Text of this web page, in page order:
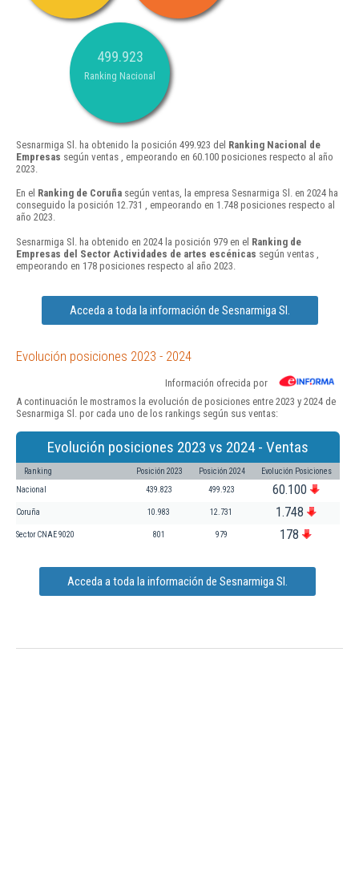
499.923
Ranking Nacional
Sesnarmiga Sl. ha obtenido la posición 499.923 del Ranking Nacional de
Empresas según ventas , empeorando en 60.100 posiciones respecto al año
2023.
En el Ranking de Coruña según ventas, la empresa Sesnarmiga Sl. en 2024 ha
conseguido la posición 12.731 , empeorando en 1.748 posiciones respecto al
año 2023.
Sesnarmiga Sl. ha obtenido en 2024 la posición 979 en el Ranking de
Empresas del Sector Actividades de artes escénicas según ventas ,
empeorando en 178 posiciones respecto al año 2023.
Acceda a toda la información de Sesnarmiga Sl.
Evolución posiciones 2023 - 2024
Información ofrecida por
A continuación le mostramos la evolución de posiciones entre 2023 y 2024 de
Sesnarmiga Sl. por cada uno de los rankings según sus ventas:
Evolución posiciones 2023 vs 2024 - Ventas
Ranking Posición 2023 Posición 2024 Evolución Posiciones
Nacional 439.823 499.923 60.100
Coruña 10.983 12.731 1.748
Sector CNAE 9020 801 979 178
Acceda a toda la información de Sesnarmiga Sl.